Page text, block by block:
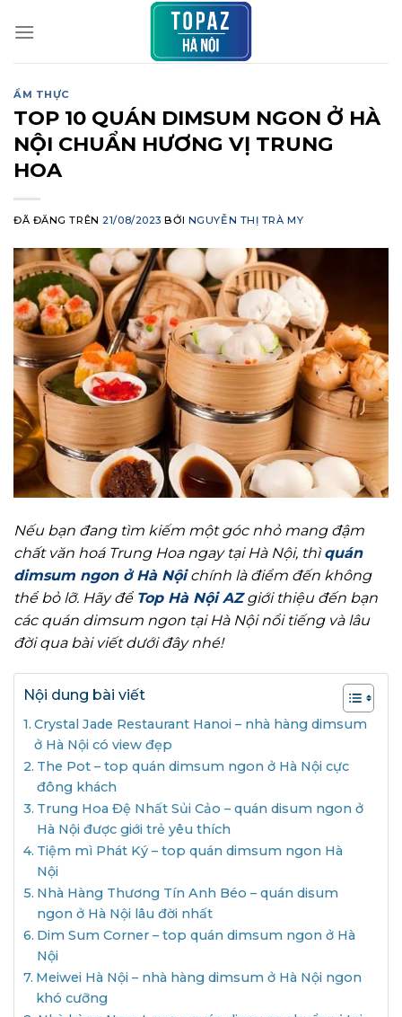
đến
ẨM THỰC
TOP 10 QUÁN DIMSUM NGON Ở HÀ
NỘI CHUẨN HƯƠNG VỊ TRUNG
HOA
ĐÃ ĐĂNG TRÊN21/08/2023 BỞI NGUYỄN THỊ TRÀ MY
Nếu bạn đang tìm kiếm một góc nhỏ mang đậm
chất văn hoá Trung Hoa ngay tại Hà Nội, thìquán
dimsum ngon ở Hà Nội chính là điểm đến không
thể bỏ lỡ. Hãy để Top Hà Nội AZ giới thiệu đến bạn
các quán dimsum ngon tại Hà Nội nổi tiếng và lâu
đời qua bài viết dưới đây nhé!
Nội dung bài viết
Crystal Jade Restaurant Hanoi – nhà hàng dimsum
ở Hà Nội có view đẹp
The Pot – top quán dimsum ngon ở Hà Nội cực
đông khách
Trung Hoa Đệ Nhất Sủi Cảo – quán disum ngon ở
Hà Nội được giới trẻ yêu thích
Tiệm mì Phát Ký – top quán dimsum ngon Hà
Nội
Nhà Hàng Thương Tín Anh Béo – quán disum
ngon ở Hà Nội lâu đời nhất
Dim Sum Corner – top quán dimsum ngon ở Hà
Nội
Meiwei Hà Nội – nhà hàng dimsum ở Hà Nội ngon
khó cưỡng